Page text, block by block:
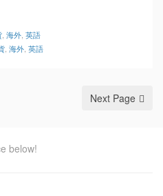
海外 英語
海外 英語
Next Page
below!